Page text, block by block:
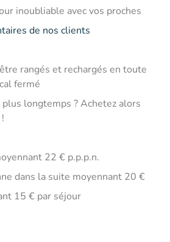
inoubliable avec vos proches
de nos clients
rangés et rechargés en toute
fermé
longtemps ? Achetez alors
22 € p.p.p.n.
dans la suite moyennant 20 €
15 € par séjour